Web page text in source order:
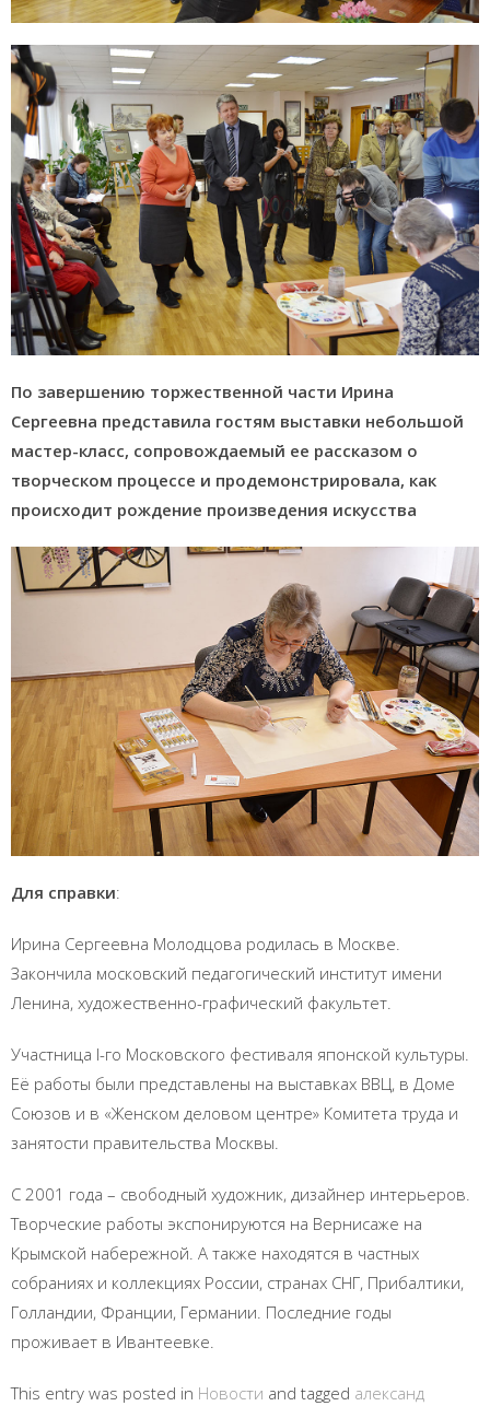
По завершению торжественной части Ирина
Сергеевна представила гостям выставки небольшой
мастер-класс, сопровождаемый ее рассказом о
творческом процессе и продемонстрировала, как
происходит рождение произведения искусства
Для справки:
Ирина Сергеевна Молодцова родилась в Москве.
Закончила московский педагогический институт имени
Ленина, художественно-графический факультет.
Участница I-го Московского фестиваля японской культуры.
Её работы были представлены на выставках ВВЦ, в Доме
Союзов и в «Женском деловом центре» Комитета труда и
занятости правительства Москвы.
С 2001 года – свободный художник, дизайнер интерьеров.
Творческие работы экспонируются на Вернисаже на
Крымской набережной. А также находятся в частных
собраниях и коллекциях России, странах СНГ, Прибалтики,
Голландии, Франции, Германии. Последние годы
проживает в Ивантеевке.
This entry was posted in Новости and tagged александ